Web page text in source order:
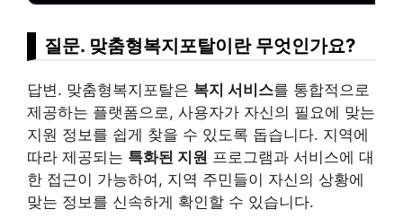
질문. 맞춤형복지포탈이란 무엇인가요?
답변. 맞춤형복지포탈은 복지 서비스를 통합적으로
제공하는 플랫폼으로, 사용자가 자신의 필요에 맞는
지원 정보를 쉽게 찾을 수 있도록 돕습니다. 지역에
따라 제공되는 특화된 지원 프로그램과 서비스에 대
한 접근이 가능하여, 지역 주민들이 자신의 상황에
맞는 정보를 신속하게 확인할 수 있습니다.